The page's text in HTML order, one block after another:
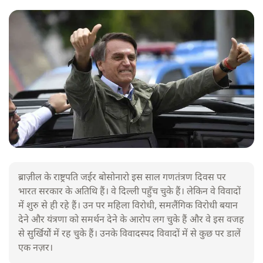
ब्राज़ील के राष्ट्रपति जईर बोसोनारो इस साल गणतंत्रण दिवस पर
भारत सरकार के अतिथि हैं। वे दिल्ली पहुँच चुके हैं। लेकिन वे विवादों
में शुरु से ही रहे हैं। उन पर महिला विरोधी, समलैंगिक विरोधी बयान
देने और यंत्रणा को समर्थन देने के आरोप लग चुके हैं और वे इस वजह
से सुर्खियोें में रह चुके हैं। उनके विवादस्पद विवादों में से कुछ पर डालें
एक नज़र।